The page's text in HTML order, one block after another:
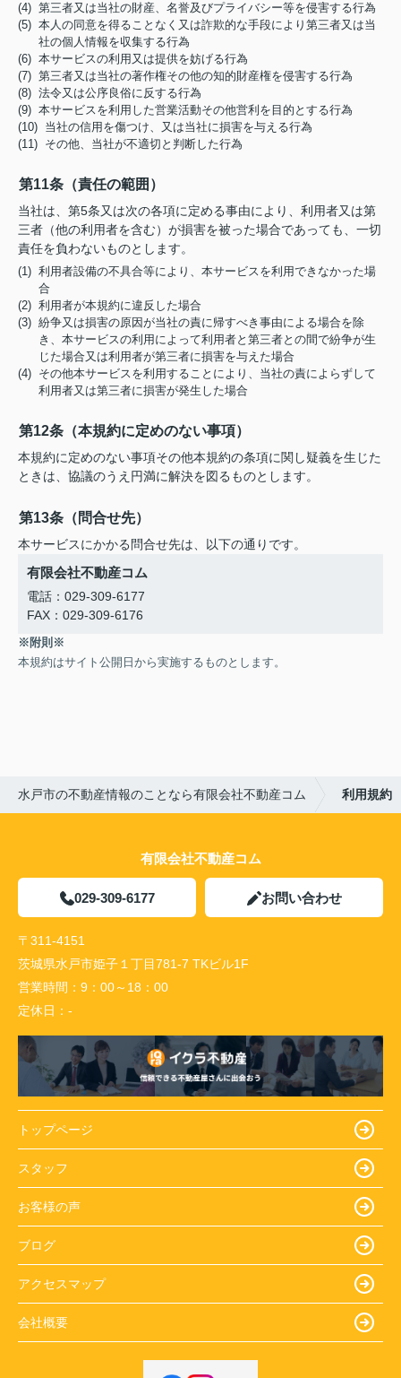
(4) 第三者又は当社の財産、名誉及びプライバシー等を侵害する行為
(5) 本人の同意を得ることなく又は詐欺的な手段により第三者又は当
社の個人情報を収集する行為
(6) 本サービスの利用又は提供を妨げる行為
(7) 第三者又は当社の著作権その他の知的財産権を侵害する行為
(8) 法令又は公序良俗に反する行為
(9) 本サービスを利用した営業活動その他営利を目的とする行為
(10) 当社の信用を傷つけ、又は当社に損害を与える行為
(11) その他、当社が不適切と判断した行為
第11条（責任の範囲）
当社は、第5条又は次の各項に定める事由により、利用者又は第
三者（他の利用者を含む）が損害を被った場合であっても、一切
責任を負わないものとします。
(1) 利用者設備の不具合等により、本サービスを利用できなかった場
合
(2) 利用者が本規約に違反した場合
(3) 紛争又は損害の原因が当社の責に帰すべき事由による場合を除
き、本サービスの利用によって利用者と第三者との間で紛争が生
じた場合又は利用者が第三者に損害を与えた場合
(4) その他本サービスを利用することにより、当社の責によらずして
利用者又は第三者に損害が発生した場合
第12条（本規約に定めのない事項）
本規約に定めのない事項その他本規約の条項に関し疑義を生じた
ときは、協議のうえ円満に解決を図るものとします。
第13条（問合せ先）
本サービスにかかる問合せ先は、以下の通りです。
有限会社不動産コム
電話：029-309-6177
FAX：029-309-6176
※附則※
本規約はサイト公開日から実施するものとします。
水戸市の不動産情報のことなら有限会社不動産コム 利用規約
有限会社不動産コム
029-309-6177 お問い合わせ
〒311-4151
茨城県水戸市姫子１丁目781-7 TKビル1F
営業時間： 9：00～18：00
定休日： -
トップページ
スタッフ
お客様の声
ブログ
アクセスマップ
会社概要